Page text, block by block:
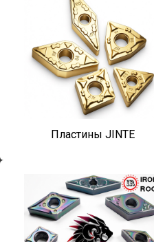
Пластины JINTE